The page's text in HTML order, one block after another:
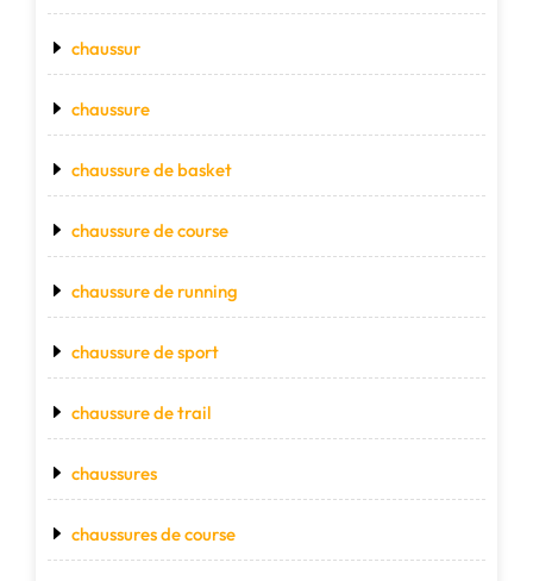
chaussur
chaussure
chaussure de basket
chaussure de course
chaussure de running
chaussure de sport
chaussure de trail
chaussures
chaussures de course